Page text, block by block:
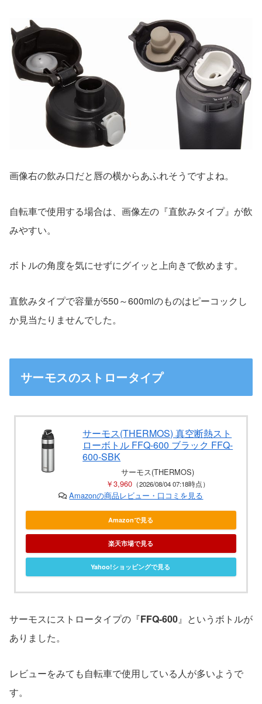
画像右の飲み口だと唇の横からあふれそうですよね。
自転車で使用する場合は、画像左の『直飲みタイプ』が飲
みやすい。
ボトルの角度を気にせずにグイッと上向きで飲めます。
直飲みタイプで容量が550～600mlのものはピーコックし
か見当たりませんでした。
サーモスのストロータイプ
サーモス(THERMOS) 真空断熱スト
ローボトル FFQ-600 ブラック FFQ-
600-SBK
サーモス(THERMOS)
￥3,960（2026/08/04 07:18時点）
Amazonの商品レビュー・口コミを見る
Amazonで見る
楽天市場で見る
Yahoo!ショッピングで見る
サーモスにストロータイプの『FFQ-600』というボトルが
ありました。
レビューをみても自転車で使用している人が多いようで
す。